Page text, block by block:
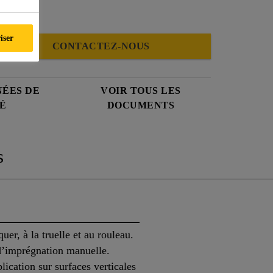
CONTACTEZ-NOUS
DE
VOIR TOUS LES
DOCUMENTS
à la truelle et au rouleau.
manuelle.
sur surfaces verticales